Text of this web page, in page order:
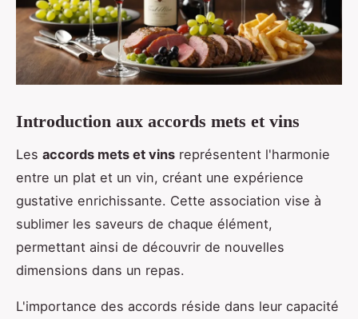
Introduction aux accords mets et vins
Les accords mets et vins représentent l'harmonie
entre un plat et un vin, créant une expérience
gustative enrichissante. Cette association vise à
sublimer les saveurs de chaque élément,
permettant ainsi de découvrir de nouvelles
dimensions dans un repas.
L'importance des accords réside dans leur capacité